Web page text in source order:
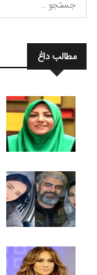
مطالب داغ